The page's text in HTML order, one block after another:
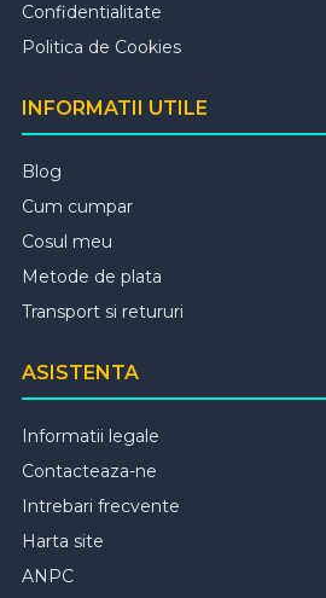
Confidentialitate
Politica de Cookies
INFORMATII UTILE
Blog
Cum cumpar
Cosul meu
Metode de plata
Transport si retururi
ASISTENTA
Informatii legale
Contacteaza-ne
Intrebari frecvente
Harta site
ANPC